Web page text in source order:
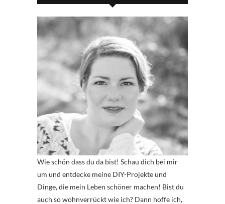
Wie schön dass du da bist! Schau dich bei mir
um und entdecke meine DIY-Projekte und
Dinge, die mein Leben schöner machen! Bist du
auch so wohnverrückt wie ich? Dann hoffe ich,